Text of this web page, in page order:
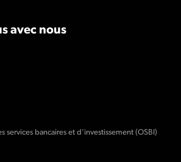
avec nous
bancaires et d'investissement (OSBI)